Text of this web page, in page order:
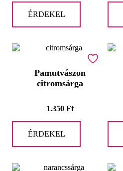
ÉRDEKEL
Pamutvászon
citromsárga
1.350 Ft
ÉRDEKEL